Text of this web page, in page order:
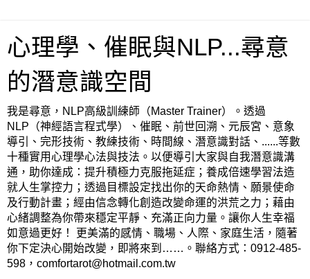
心理學、催眠與NLP...尋意
的潛意識空間
我是尋意，NLP高級訓練師（Master Trainer）。透過
NLP（神經語言程式學）、催眠、前世回溯、元辰宮、意象
導引、完形技術、教練技術、時間線、潛意識對話、......等數
十種實用心理學心法與技法。以便導引大家與自我潛意識溝
通，助你達成：提升積極力克服拖延症；養成倍速學習法造
就人生掌控力；透過目標設定找出你的天命熱情、願景使命
及行動計畫；經由信念轉化創造改變命運的洪荒之力；藉由
心緒調整為你帶來穩定平靜、充滿正向力量。讓你人生幸福
如意過更好！ 更美滿的感情、職場、人際、家庭生活，隨著
你下定決心開始改變，即將來到……。聯絡方式：0912-485-
598，comfortarot@hotmail.com.tw